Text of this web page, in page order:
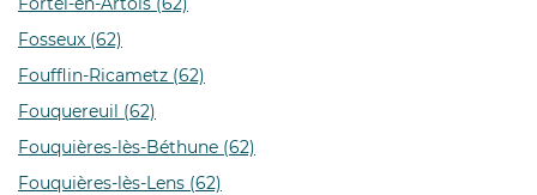
Fosseux (62)
Foufflin-Ricametz (62)
Fouquereuil (62)
Fouquières-lès-Béthune (62)
Fouquières-lès-Lens (62)